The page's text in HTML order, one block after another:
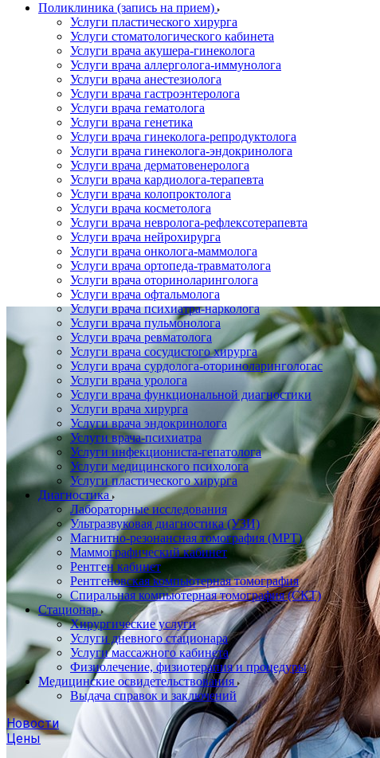
Поликлиника (запись на прием)
Услуги пластического хирурга
Услуги стоматологического кабинета
Услуги врача акушера-гинеколога
Услуги врача аллерголога-иммунолога
Услуги врача анестезиолога
Услуги врача гастроэнтеролога
Услуги врача гематолога
Услуги врача генетика
Услуги врача гинеколога-репродуктолога
Услуги врача гинеколога-эндокринолога
Услуги врача дерматовенеролога
Услуги врача кардиолога-терапевта
Услуги врача колопроктолога
Услуги врача косметолога
Услуги врача невролога-рефлексотерапевта
Услуги врача нейрохирурга
Услуги врача онколога-маммолога
Услуги врача ортопеда-травматолога
Услуги врача оториноларинголога
Услуги врача офтальмолога
Услуги врача психиатра-нарколога
Услуги врача пульмонолога
Услуги врача ревматолога
Услуги врача сосудистого хирурга
Услуги врача сурдолога-оториноларингологас
Услуги врача уролога
Услуги врача функциональной диагностики
Услуги врача хирурга
Услуги врача эндокринолога
Услуги врача-психиатра
Услуги инфекциониста-гепатолога
Услуги медицинского психолога
Услуги пластического хирурга
Диагностика
Лабораторные исследования
Ультразвуковая диагностика (УЗИ)
Магнитно-резонансная томография (МРТ)
Маммографический кабинет
Рентген кабинет
Рентгеновская компьютерная томография
Спиральная компьютерная томография (СКТ)
Стационар
Хирургические услуги
Услуги дневного стационара
Услуги массажного кабинета
Физиолечение, физиотерапия и процедуры
Медицинские освидетельствования
Выдача справок и заключений
Новости
Цены